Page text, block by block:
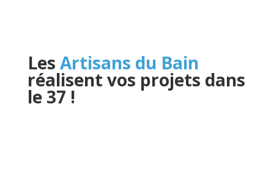
Les Artisans du Bain
réalisent vos projets dans
le 37 !